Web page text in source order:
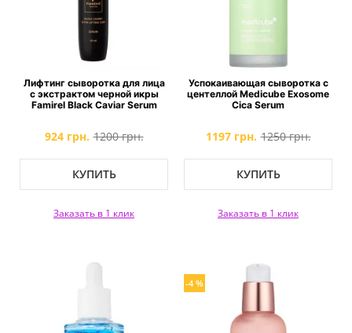
Лифтинг сыворотка для лица
с экстрактом черной икры
Famirel Black Caviar Serum
924 грн. 1200 грн.
КУПИТЬ
Заказать в 1 клик
Успокаивающая сыворотка с
центеллой Medicube Exosome
Cica Serum
1197 грн. 1250 грн.
КУПИТЬ
Заказать в 1 клик
-4 %